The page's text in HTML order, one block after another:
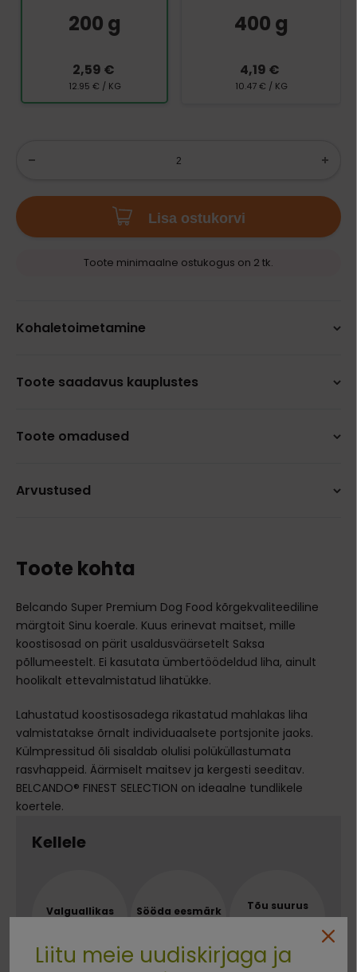
200 g
2,59 €
12.95 € / KG
400 g
4,19 €
10.47 € / KG
Lisa ostukorvi
Toote minimaalne ostukogus on 2 tk.
Kohaletoimetamine
Toote saadavus kauplustes
Toote omadused
Arvustused
Toote kohta
Belcando Super Premium Dog Food kõrgekvaliteediline
märgtoit Sinu koerale. Kuus erinevat maitset, mille
koostisosad on pärit usaldusväärsetelt Saksa
põllumeestelt. Ei kasutata ümbertöödeldud liha, ainult
hoolikalt ettevalmistatud lihatükke.
Lahustatud koostisosadega rikastatud mahlakas liha
valmistatakse õrnalt individuaalsete portsjonite jaoks.
Külmpressitud õli sisaldab olulisi polüküllastumata
rasvhappeid. Äärmiselt maitsev ja kergesti seeditav.
BELCANDO® FINEST SELECTION on ideaalne tundlikele
koertele.
Kellele
Valguallikas
Sööda eesmärk
Tõu suurus
Liitu meie uudiskirjaga ja